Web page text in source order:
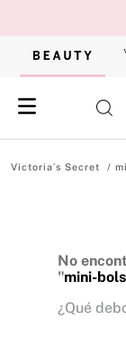
No
"mini-
¿Qué